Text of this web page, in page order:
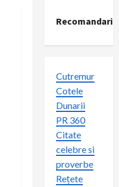
Recomandari
Cutremur
Cotele
Dunarii
PR 360
Citate
celebre si
proverbe
Rețete